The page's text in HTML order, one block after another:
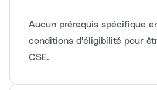
Aucun prérequis spécifique
conditions d'éligibilité pour
CSE.